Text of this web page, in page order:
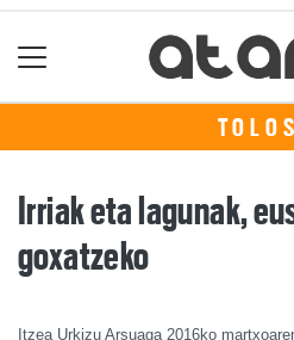
Irriak eta lagunak,
goxatzeko
Itzea Urkizu Arsuaga 2016ko